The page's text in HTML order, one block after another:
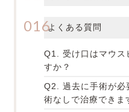
よくある質問
Q1. 受け口はマウス
すか？
Q2. 過去に手術が必
術なしで治療できま